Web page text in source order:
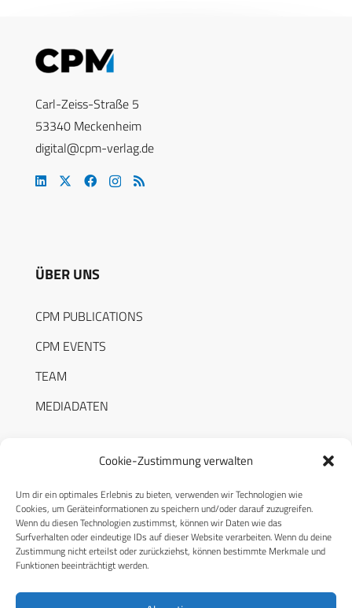
Cookie-Zustimmung verwalten
Um dir ein optimales Erlebnis zu bieten, verwenden wir Technologien wie
Cookies, um Geräteinformationen zu speichern und/oder darauf zuzugreifen.
Wenn du diesen Technologien zustimmst, können wir Daten wie das
Surfverhalten oder eindeutige IDs auf dieser Website verarbeiten. Wenn du deine
Zustimmung nicht erteilst oder zurückziehst, können bestimmte Merkmale und
Funktionen beeinträchtigt werden.
Carl-Zeiss-Straße 5
53340 Meckenheim
digital@cpm-verlag.de
ÜBER UNS
CPM PUBLICATIONS
CPM EVENTS
TEAM
MEDIADATEN
RECHTLICHES
Datenschutzerklärung
Cookie-Richtlinie (EU)